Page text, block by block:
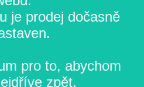
je prodej dočasně
pro to, abychom
zpět.